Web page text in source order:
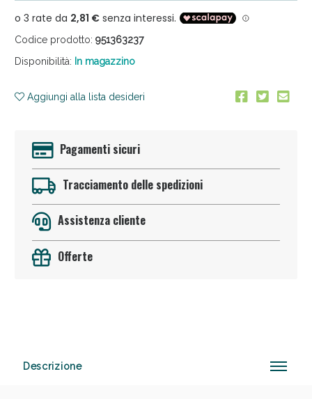
Codice prodotto: 951363237
Disponibilità: In magazzino
Aggiungi alla lista desideri
Pagamenti sicuri
Tracciamento delle spedizioni
Assistenza cliente
Offerte
Descrizione